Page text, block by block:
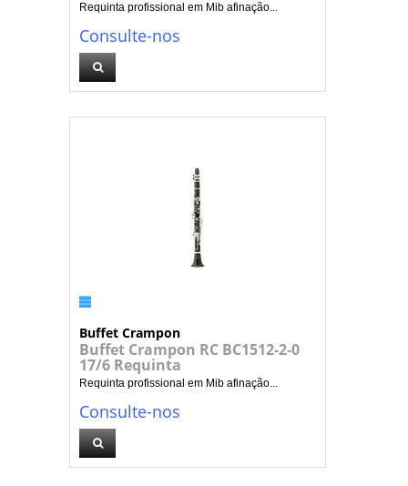
Requinta profissional em Mib afinação...
Consulte-nos
Buffet Crampon
Buffet Crampon RC BC1512-2-0
17/6 Requinta
Requinta profissional em Mib afinação...
Consulte-nos